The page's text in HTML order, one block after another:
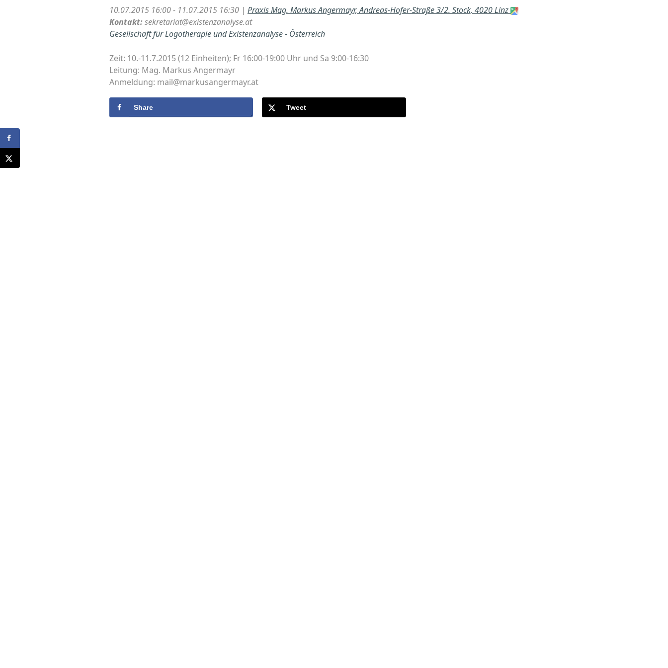
10.07.2015 16:00 - 11.07.2015 16:30 | Praxis Mag. Markus Angermayr, Andreas-Hofer-Straße 3/2. Stock, 4020 Linz
Kontakt:sekretariat@existenzanalyse.at
Gesellschaft für Logotherapie und Existenzanalyse - Österreich
Zeit: 10.-11.7.2015 (12 Einheiten); Fr 16:00-19:00 Uhr und Sa 9:00-16:30
Leitung: Mag. Markus Angermayr
Anmeldung: mail@markusangermayr.at
Share Tweet